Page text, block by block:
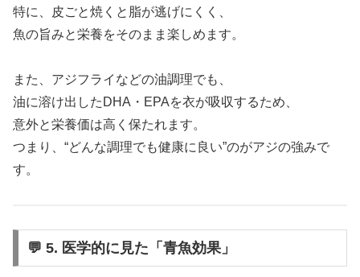
特に、皮ごと焼くと脂が逃げにくく、
魚の旨みと栄養をそのまま楽しめます。
また、アジフライなどの油調理でも、
油に溶け出したDHA・EPAを衣が吸収するため、
意外と栄養価は高く保たれます。
つまり、“どんな調理でも健康に良い”のがアジの強みで
す。
💬 5. 医学的に見た「青魚効果」